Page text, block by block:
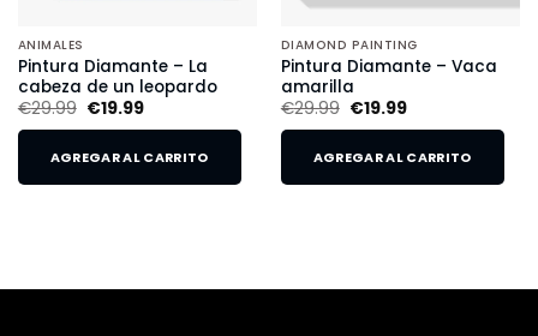
ANIMALES
Pintura Diamante – La
cabeza de un leopardo
€29.99 €19.99
AGREGAR AL CARRITO
DIAMOND PAINTING
Pintura Diamante – Vaca
amarilla
€29.99 €19.99
AGREGAR AL CARRITO